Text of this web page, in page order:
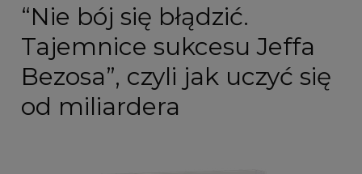
“Nie bój się błądzić.
Tajemnice sukcesu Jeffa
Bezosa”, czyli jak uczyć się
od miliardera